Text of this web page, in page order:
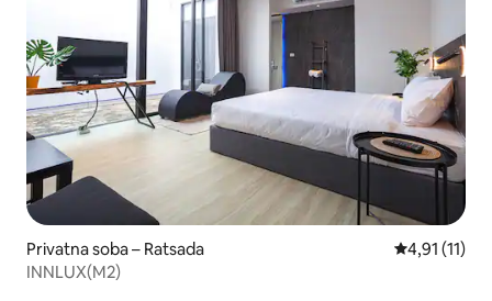
Privatna soba – Ratsada Prosječna
4,91 (11)
INNLUX(M2)